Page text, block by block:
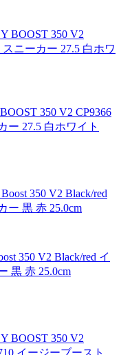
350 V2 CP9366
ー 27.5 白ホワイト
350 V2 Black/red イ
黒 赤 25.0cm